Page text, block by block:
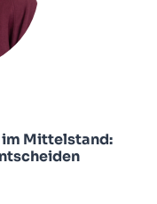
Mittelstand: